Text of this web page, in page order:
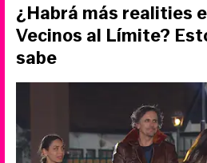
¿Habrá más realities
Vecinos al Límite?
sabe